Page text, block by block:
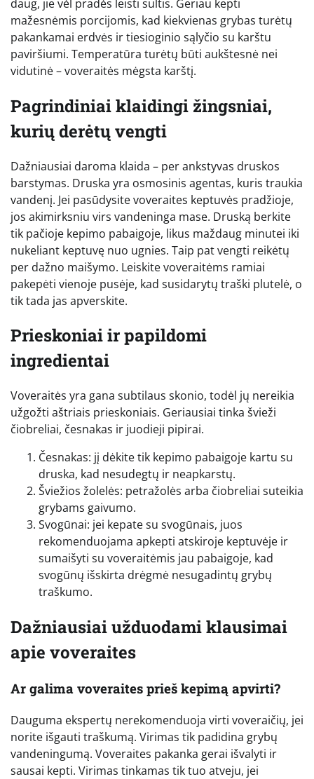
daug, jie vėl pradės leisti sultis. Geriau kepti
mažesnėmis porcijomis, kad kiekvienas grybas turėtų
pakankamai erdvės ir tiesioginio sąlyčio su karštu
paviršiumi. Temperatūra turėtų būti aukštesnė nei
vidutinė – voveraitės mėgsta karštį.
Pagrindiniai klaidingi žingsniai,
kurių derėtų vengti
Dažniausiai daroma klaida – per ankstyvas druskos
barstymas. Druska yra osmosinis agentas, kuris traukia
vandenį. Jei pasūdysite voveraites keptuvės pradžioje,
jos akimirksniu virs vandeninga mase. Druską berkite
tik pačioje kepimo pabaigoje, likus maždaug minutei iki
nukeliant keptuvę nuo ugnies. Taip pat vengti reikėtų
per dažno maišymo. Leiskite voveraitėms ramiai
pakepėti vienoje pusėje, kad susidarytų traški plutelė, o
tik tada jas apverskite.
Prieskoniai ir papildomi
ingredientai
Voveraitės yra gana subtilaus skonio, todėl jų nereikia
užgožti aštriais prieskoniais. Geriausiai tinka švieži
čiobreliai, česnakas ir juodieji pipirai.
Česnakas: jį dėkite tik kepimo pabaigoje kartu su
druska, kad nesudegtų ir neapkarstų.
Šviežios žolelės: petražolės arba čiobreliai suteikia
grybams gaivumo.
Svogūnai: jei kepate su svogūnais, juos
rekomenduojama apkepti atskiroje keptuvėje ir
sumaišyti su voveraitėmis jau pabaigoje, kad
svogūnų išskirta drėgmė nesugadintų grybų
traškumo.
Dažniausiai užduodami klausimai
apie voveraites
Ar galima voveraites prieš kepimą apvirti?
Dauguma ekspertų nerekomenduoja virti voveraičių, jei
norite išgauti traškumą. Virimas tik padidina grybų
vandeningumą. Voveraites pakanka gerai išvalyti ir
sausai kepti. Virimas tinkamas tik tuo atveju, jei